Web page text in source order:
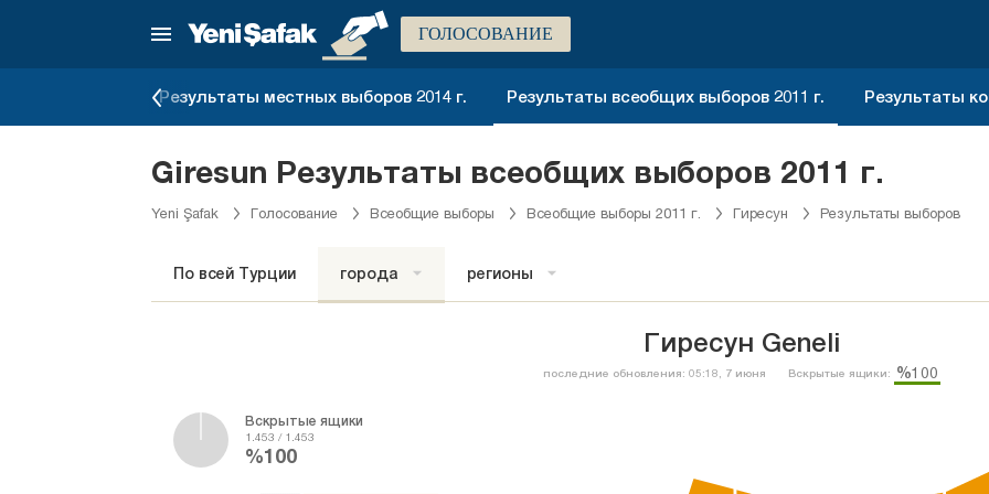
ГОЛОСОВАНИЕ
Результаты местных выборов 2014 г. Результаты всеобщих выборов 2011 г. Результаты
Giresun Результаты всеобщих выборов 2011 г.
Yeni Şafak Голосование Всеобщие выборы Всеобщие выборы 2011 г. Гиресун Результаты выборов
По всей Турции города регионы
Гиресун Geneli
последние обновления: 05:18, 7 июня Вскрытые ящики: %100
Вскрытые ящики
1.453 / 1.453
%100